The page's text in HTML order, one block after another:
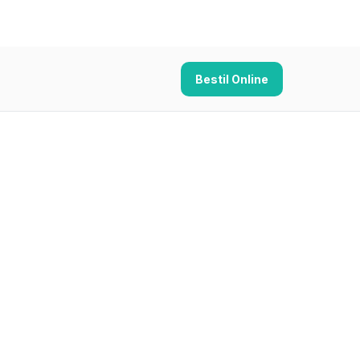
Bestil Online